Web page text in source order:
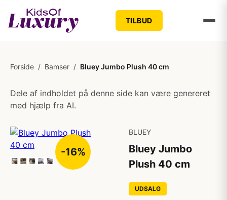
TILBUD
Forside / Bamser / Bluey Jumbo Plush 40 cm
Dele af indholdet på denne side kan være genereret
med hjælp fra AI.
-16%
BLUEY
Bluey Jumbo
Plush 40 cm
UDSALG